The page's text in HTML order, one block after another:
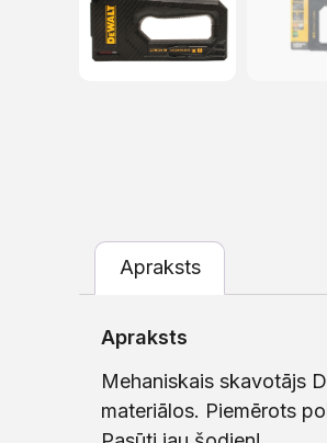
Apraksts
Apraksts
Mehaniskais skavotājs
materiālos. Piemērots